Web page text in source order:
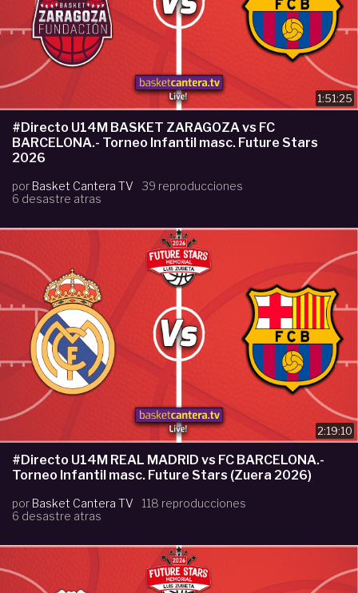
1:51:25
#Directo U14M BASKET ZARAGOZA vs FC
BARCELONA.- Torneo Infantil masc. Future Stars
2026
por Basket Cantera TV
39 reproducciones
6 desastre atras
2:19:10
#Directo U14M REAL MADRID vs FC BARCELONA.-
Torneo Infantil masc. Future Stars (Zuera 2026)
por Basket Cantera TV
118 reproducciones
6 desastre atras